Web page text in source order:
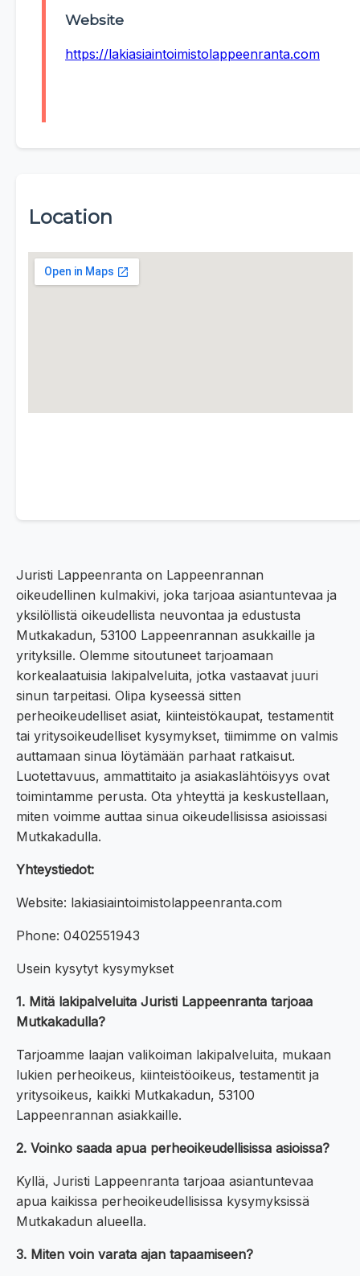
Website
https://lakiasiaintoimistolappeenranta.com
Location
Juristi Lappeenranta on Lappeenrannan
oikeudellinen kulmakivi, joka tarjoaa asiantuntevaa ja
yksilöllistä oikeudellista neuvontaa ja edustusta
Mutkakadun, 53100 Lappeenrannan asukkaille ja
yrityksille. Olemme sitoutuneet tarjoamaan
korkealaatuisia lakipalveluita, jotka vastaavat juuri
sinun tarpeitasi. Olipa kyseessä sitten
perheoikeudelliset asiat, kiinteistökaupat, testamentit
tai yritysoikeudelliset kysymykset, tiimimme on valmis
auttamaan sinua löytämään parhaat ratkaisut.
Luotettavuus, ammattitaito ja asiakaslähtöisyys ovat
toimintamme perusta. Ota yhteyttä ja keskustellaan,
miten voimme auttaa sinua oikeudellisissa asioissasi
Mutkakadulla.
Yhteystiedot:
Website: lakiasiaintoimistolappeenranta.com
Phone: 0402551943
Usein kysytyt kysymykset
1. Mitä lakipalveluita Juristi Lappeenranta tarjoaa
Mutkakadulla?
Tarjoamme laajan valikoiman lakipalveluita, mukaan
lukien perheoikeus, kiinteistöoikeus, testamentit ja
yritysoikeus, kaikki Mutkakadun, 53100
Lappeenrannan asiakkaille.
2. Voinko saada apua perheoikeudellisissa asioissa?
Kyllä, Juristi Lappeenranta tarjoaa asiantuntevaa
apua kaikissa perheoikeudellisissa kysymyksissä
Mutkakadun alueella.
3. Miten voin varata ajan tapaamiseen?